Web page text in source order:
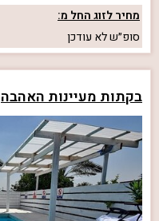
מחיר לזוג החל מ:
סופ״שלא עודכן
בקתות מעיינות האהבה